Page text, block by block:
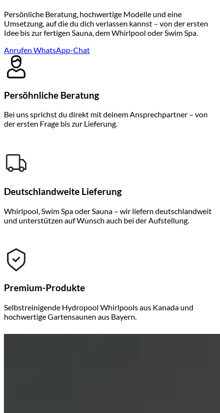
Persönliche Beratung, hochwertige Modelle und eine
Umsetzung, auf die du dich verlassen kannst – von der ersten
Idee bis zur fertigen Sauna, dem Whirlpool oder Swim Spa.
Anrufen WhatsApp-Chat
Persöhnliche Beratung
Bei uns sprichst du direkt mit deinem Ansprechpartner – von
der ersten Frage bis zur Lieferung.
Deutschlandweite Lieferung
Whirlpool, Swim Spa oder Sauna – wir liefern deutschlandweit
und unterstützen auf Wunsch auch bei der Aufstellung.
Premium-Produkte
Selbstreinigende Hydropool Whirlpools aus Kanada und
hochwertige Gartensaunen aus Bayern.